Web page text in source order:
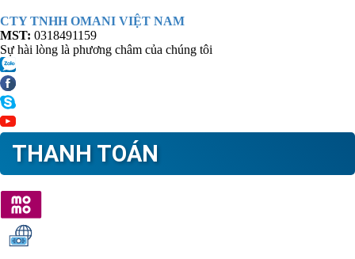
CTY TNHH OMANI VIỆT NAM
MST: 0318491159
Sự hài lòng là phương châm của chúng tôi
THANH TOÁN